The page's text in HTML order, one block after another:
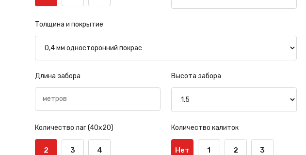
Толщина и покрытие
Длина забора Высота забора
Количество лаг (40х20)
2 3 4
Количество калиток
Нет 1 2 3